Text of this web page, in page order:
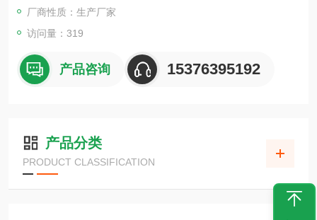
数量与发光值成正比.
厂商性质：生产厂家
访问量：319
产品咨询 15376395192
产品分类
PRODUCT CLASSIFICATION